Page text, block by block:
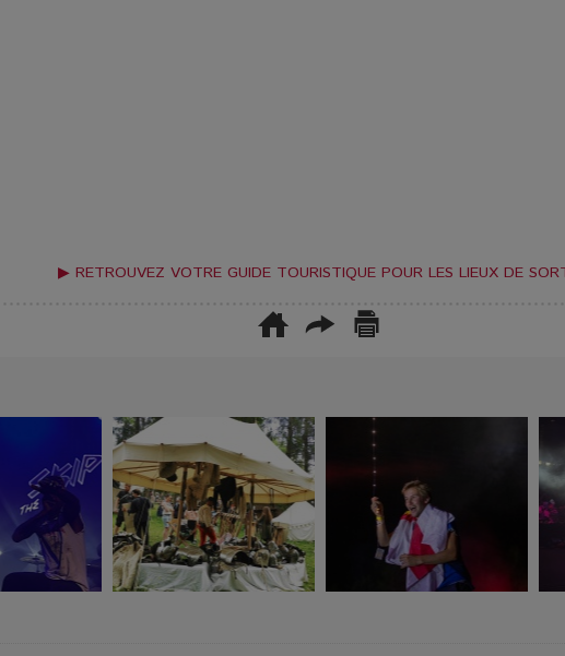
▶ RETROUVEZ VOTRE GUIDE TOURISTIQUE POUR LES LIEUX DE